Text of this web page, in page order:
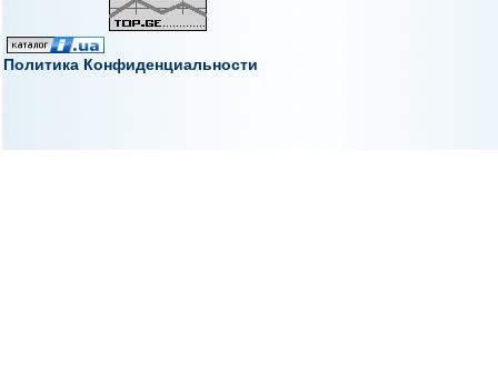
Политика Конфиденциальности